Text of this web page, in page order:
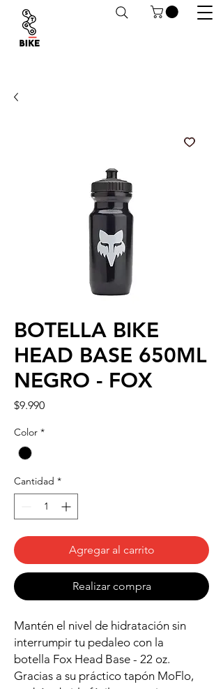
Despachos a todo Chile. Retiro en tiendas
BOTELLA BIKE
HEAD BASE 650ML
NEGRO - FOX
$9.990Precio
Color *
Cantidad *
Agregar al carrito
Realizar compra
Mantén el nivel de hidratación sin
interrumpir tu pedaleo con la
botella Fox Head Base - 22 oz.
Gracias a su práctico tapón MoFlo,